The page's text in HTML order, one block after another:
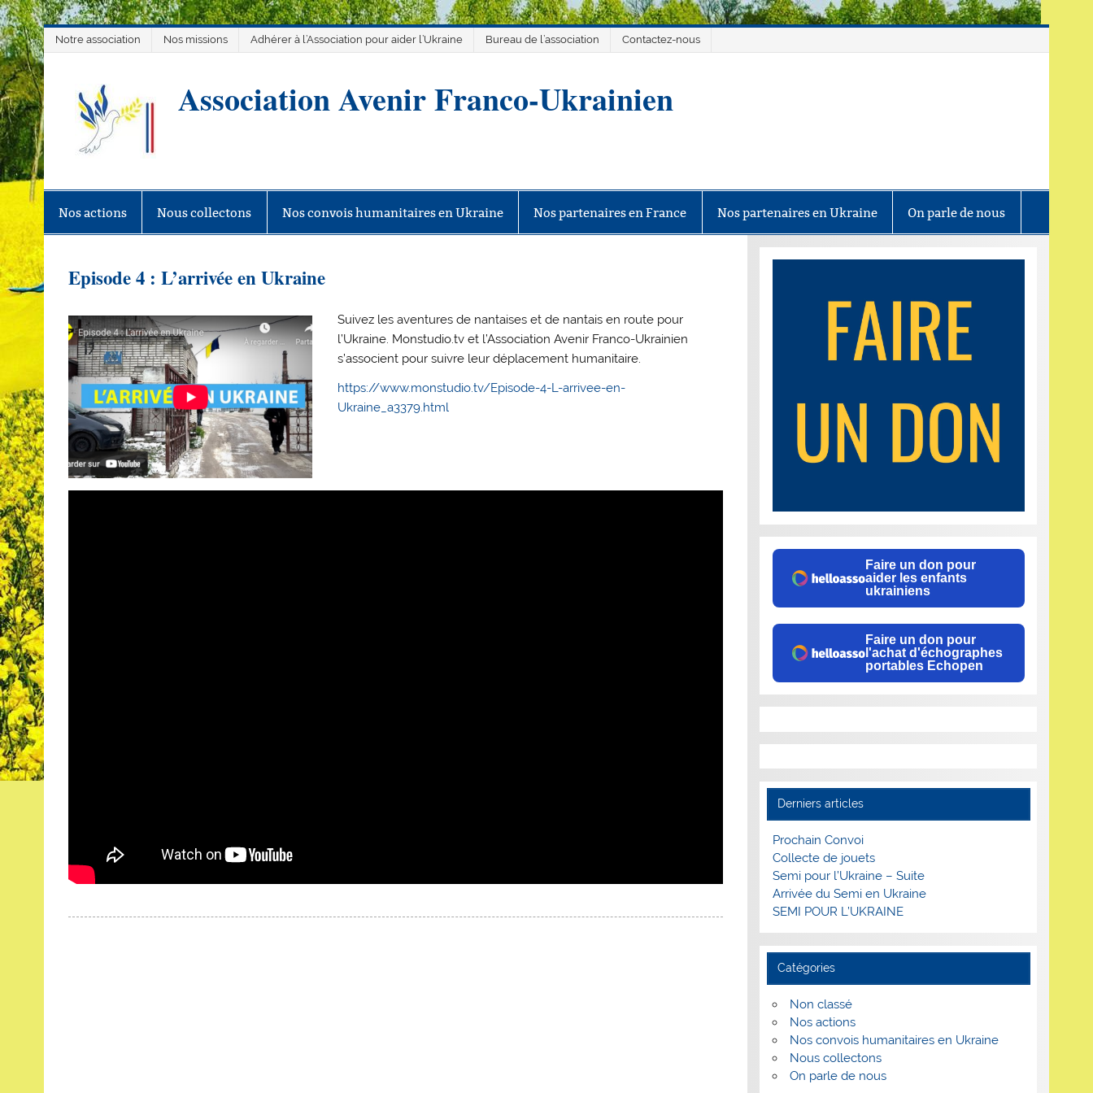
Skip
to
content
Notre association Nos missions Adhérer à l’Association pour aider l’Ukraine Bureau de l’association Contactez-nous
Association Avenir Franco-Ukrainien
Nos actions Nous collectons Nos convois humanitaires en Ukraine Nos partenaires en France Nos partenaires en Ukraine On parle de nous
Episode 4 : L’arrivée en Ukraine
Suivez les aventures de nantaises et de nantais en route pour
l’Ukraine. Monstudio.tv et l’Association Avenir Franco-Ukrainien
s’associent pour suivre leur déplacement humanitaire.
https://www.monstudio.tv/Episode-4-L-arrivee-en-
Ukraine_a3379.html
Faire un don pour
aider les enfants
ukrainiens
Faire un don pour
l'achat d'échographes
portables Echopen
Derniers articles
Prochain Convoi
Collecte de jouets
Semi pour l’Ukraine – Suite
Arrivée du Semi en Ukraine
SEMI POUR L’UKRAINE
Catégories
Non classé
Nos actions
Nos convois humanitaires en Ukraine
Nous collectons
On parle de nous